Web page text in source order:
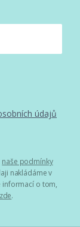
údajů
naše podmínky
nakládáme v
informací o tom,
zde.